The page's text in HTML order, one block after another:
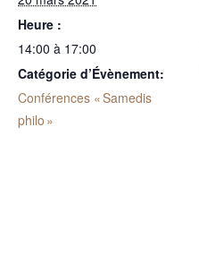
Heure :
14:00 à 17:00
Catégorie d’Évènement:
Conférences « Samedis
philo »